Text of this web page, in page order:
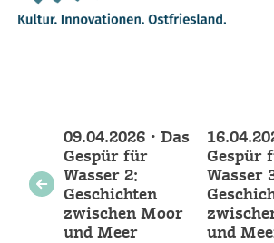
Weitere
Veranstaltungen
09.04.2026 • Das
Gespür für
Wasser 2:
Geschichten
zwischen Moor
und Meer
Gespür
Wasser
und